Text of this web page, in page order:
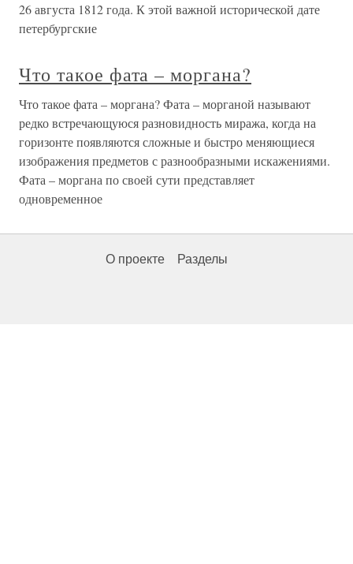
26 августа 1812 года. К этой важной исторической дате
петербургские
Что такое фата – моргана?
Что такое фата – моргана? Фата – морганой называют
редко встречающуюся разновидность миража, когда на
горизонте появляются сложные и быстро меняющиеся
изображения предметов с разнообразными искажениями.
Фата – моргана по своей сути представляет
одновременное
О проекте Разделы